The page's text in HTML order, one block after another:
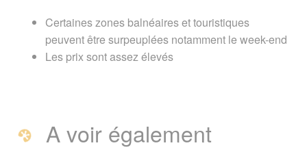
Certaines zones balnéaires et touristiques
peuvent être surpeuplées notamment le week-end
Les prix sont assez élevés
A voir également